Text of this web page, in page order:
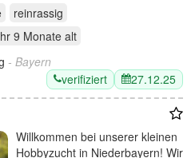
reinrassig
9 Monate alt
- Bayern
verifiziert
27.12.25
Willkommen bei unserer kleinen
Hobbyzucht in Niederbayern! Wir